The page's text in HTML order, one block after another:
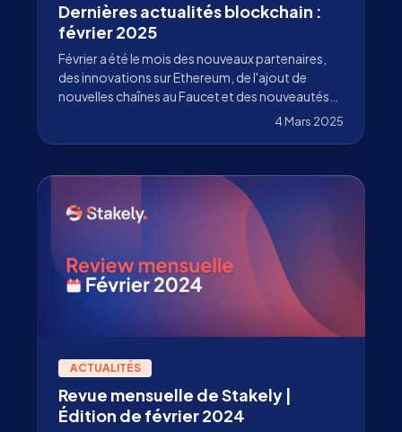
Dernières actualités blockchain :
février 2025
Février a été le mois des nouveaux partenaires,
des innovations sur Ethereum, de l'ajout de
nouvelles chaînes au Faucet et des nouveautés
dans l'écosystème blockchain. Découvrez les
4 Mars 2025
ACTUALITÉS
Revue mensuelle de Stakely |
Édition de février 2024